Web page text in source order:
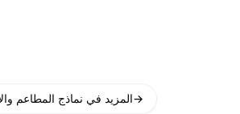
المزيد في نماذج المطاعم→